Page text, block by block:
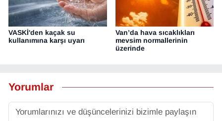
VASKİ'den kaçak su
kullanımına karşı uyarı
Van’da hava sıcaklıkları
mevsim normallerinin
üzerinde
Yorumlar